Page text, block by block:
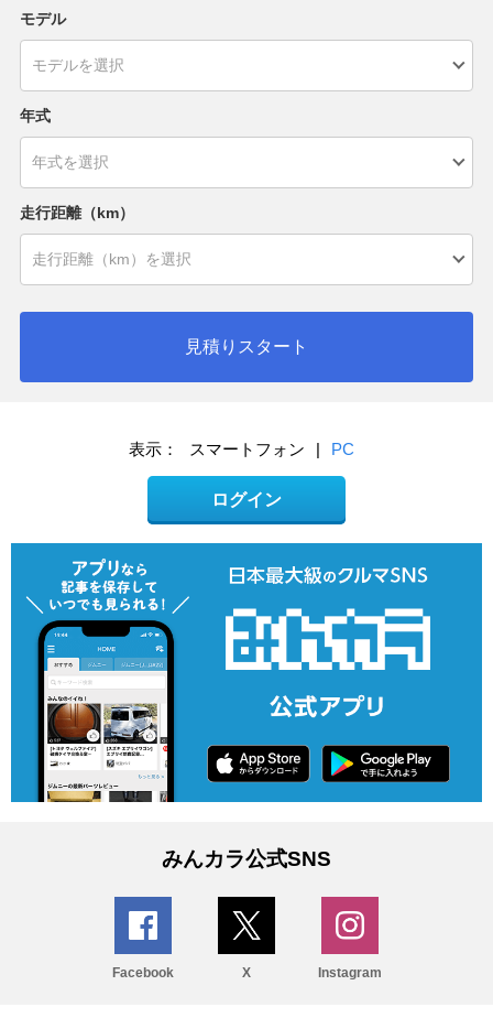
モデル
年式
走行距離（km）
見積りスタート
表示： スマートフォン | PC
ログイン
みんカラ公式SNS
Facebook X Instagram